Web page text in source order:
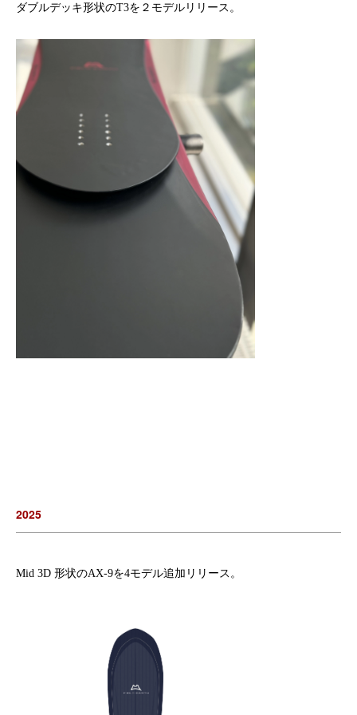
ダブルデッキ形状のT3を２モデルリリース。
2025
Mid 3D 形状のAX-9を4モデル追加リリース。